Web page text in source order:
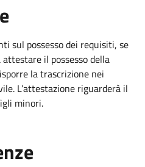
sul possesso dei requisiti, se
il possesso della
la trascrizione nei
L’attestazione riguarderà il
minori.